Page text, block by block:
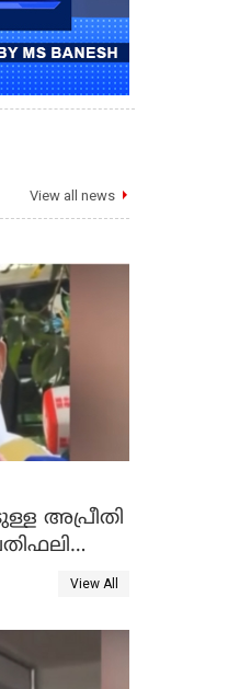
View all news
അപ്രീതി
VIDEOView All